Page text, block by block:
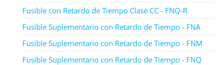
Fusible con Retardo de Tiempo Clase CC - FNQ-R
Fusible Suplementario con Retardo de Tiempo - FNA
Fusible Suplementario con Retardo de Tiempo - FNM
Fusible Suplementario con Retardo de Tiempo - FNQ